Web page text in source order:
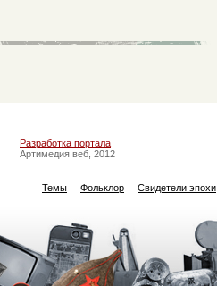
Разработка портала
Артимедия веб, 2012
Темы Фольклор Свидетели эпохи